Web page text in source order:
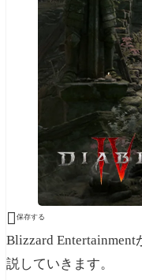
 保存する
Blizzard
説していきます。